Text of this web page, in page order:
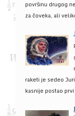
površinu drugog
za čoveka, ali
raketi je sedeo
kasnije postao